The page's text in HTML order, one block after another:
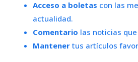
Acceso a boletas con las
actualidad.
Comentario las noticias
Mantener tus artículos